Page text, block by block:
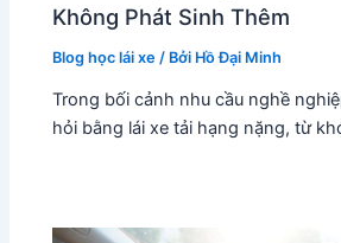
Không Phát Sinh Thêm
Blog học lái xe / Bởi Hồ Đại Minh
Trong bối cảnh nhu cầu nghề
hỏi bằng lái xe tải hạng nặng, từ